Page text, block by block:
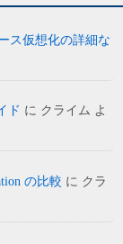
ス仮想化の詳細な
ド に クライム よ
の比較 に クラ